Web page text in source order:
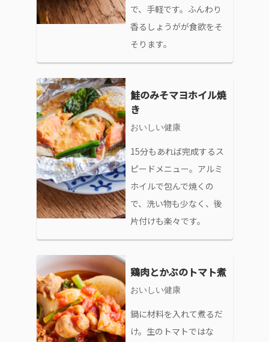
で、手軽です。ふんわり
香るしょうがが食欲をそ
そります。
鮭のみそマヨホイル焼
き
おいしい健康
15分もあれば完成するス
ピードメニュー。アルミ
ホイルで包んで焼くの
で、洗い物も少なく、後
片付けも楽々です。
鶏肉とかぶのトマト煮
おいしい健康
鍋に材料を入れて煮るだ
け。生のトマトではな